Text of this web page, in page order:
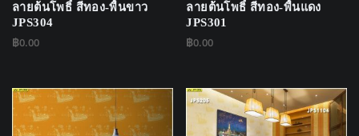
ลายต้นโพธิ์ สีทอง-พื้นขาว
JPS304
฿0.00
ลายต้นโพธิ์ สีทอง-พื้นแดง
JPS301
฿0.00